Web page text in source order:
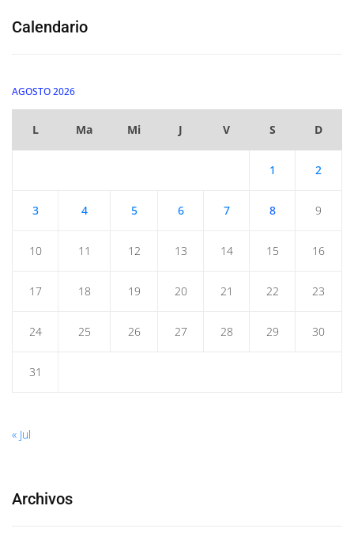
Calendario
AGOSTO 2026
L Ma Mi J V S D
1 2
3 4 5 6 7 8 9
10 11 12 13 14 15 16
17 18 19 20 21 22 23
24 25 26 27 28 29 30
31
« Jul
Archivos